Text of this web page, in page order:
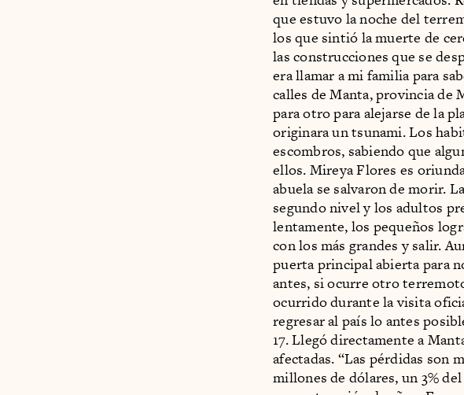
que estuvo la noche del
los que sintió la muerte de
las construcciones que se
era llamar a mi familia para
calles de Manta, provincia de
para otro para alejarse de la
originara un tsunami. Los
escombros, sabiendo que
ellos. Mireya Flores es
abuela se salvaron de morir.
segundo nivel y los adultos
lentamente, los pequeños
con los más grandes y salir.
puerta principal abierta para
antes, si ocurre otro
ocurrido durante la visita
regresar al país lo antes
17. Llegó directamente a
afectadas. “Las pérdidas
millones de dólares, un 3%